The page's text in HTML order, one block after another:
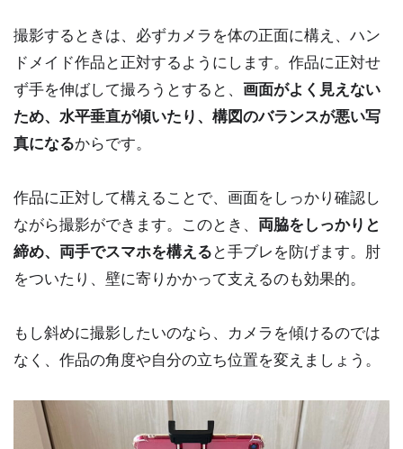
撮影するときは、必ずカメラを体の正面に構え、ハン
ドメイド作品と正対するようにします。作品に正対せ
ず手を伸ばして撮ろうとすると、 画面がよく見えない
ため、水平垂直が傾いたり、構図のバランスが悪い写
真になるからです。
作品に正対して構えることで、画面をしっかり確認し
ながら撮影ができます。このとき、 両脇をしっかりと
締め、両手でスマホを構える と手ブレを防げます。肘
をついたり、壁に寄りかかって支えるのも効果的。
もし斜めに撮影したいのなら、カメラを傾けるのでは
なく、作品の角度や自分の立ち位置を変えましょう。